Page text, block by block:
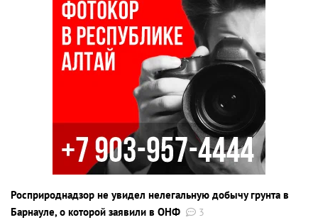
Росприроднадзор не увидел нелегальную добычу грунта в
Барнауле, о которой заявили в ОНФ
3